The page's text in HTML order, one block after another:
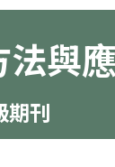
與
期刊